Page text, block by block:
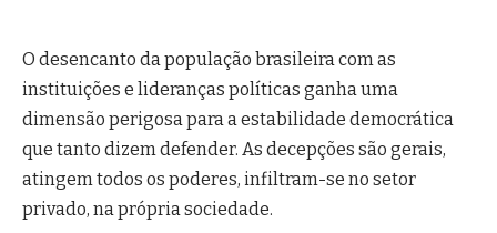
O desencanto da população brasileira com as
instituições e lideranças políticas ganha uma
dimensão perigosa para a estabilidade democrática
que tanto dizem defender. As decepções são gerais,
atingem todos os poderes, infiltram-se no setor
privado, na própria sociedade.